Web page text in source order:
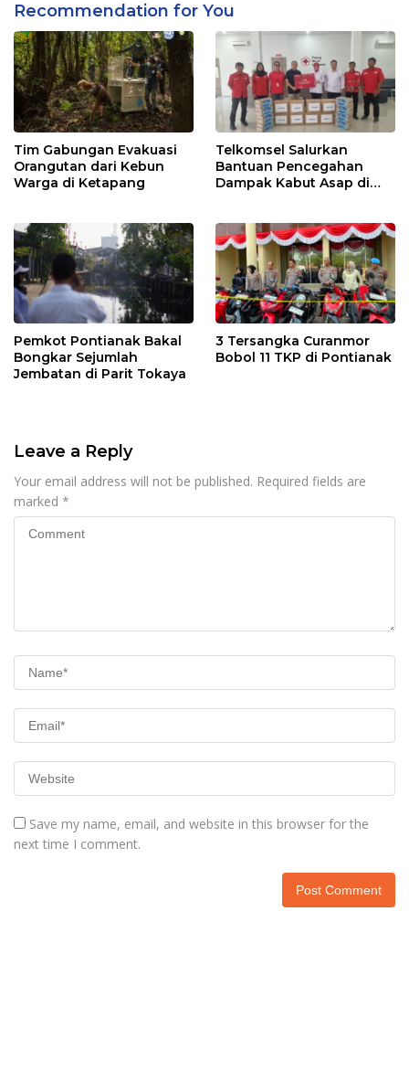
Recommendation for You
Tim Gabungan Evakuasi
Orangutan dari Kebun
Warga di Ketapang
Telkomsel Salurkan
Bantuan Pencegahan
Dampak Kabut Asap di
Pemkot Pontianak Bakal
Bongkar Sejumlah
Jembatan di Parit Tokaya
3 Tersangka Curanmor
Bobol 11 TKP di Pontianak
Leave a Reply
Your email address will not be published. Required fields are
marked *
Save my name, email, and website in this browser for the
next time I comment.